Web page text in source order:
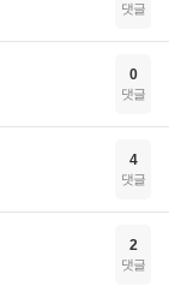
댓글
0
댓글
4
댓글
2
댓글